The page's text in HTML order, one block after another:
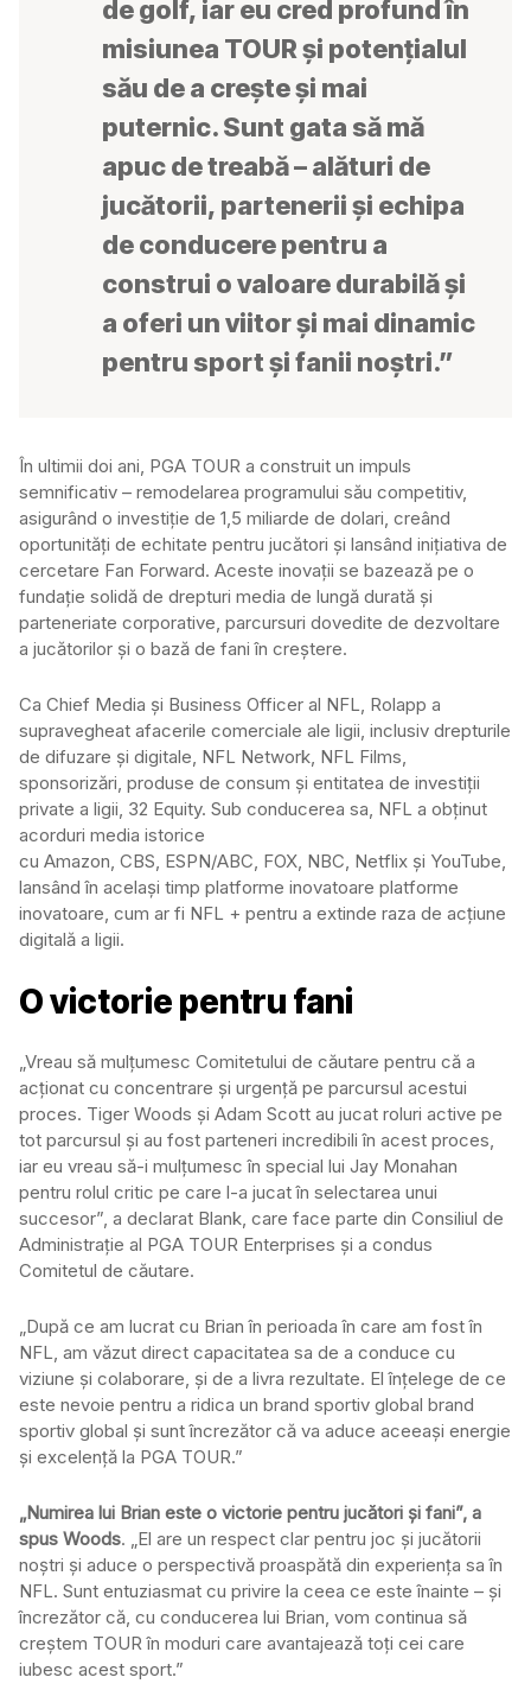
de golf, iar eu cred profund în
misiunea TOUR și potențialul
său de a crește și mai
puternic. Sunt gata să mă
apuc de treabă – alături de
jucătorii, partenerii și echipa
de conducere pentru a
construi o valoare durabilă și
a oferi un viitor și mai dinamic
pentru sport și fanii noștri.”
În ultimii doi ani, PGA TOUR a construit un impuls
semnificativ – remodelarea programului său competitiv,
asigurând o investiție de 1,5 miliarde de dolari, creând
oportunități de echitate pentru jucători și lansând inițiativa de
cercetare Fan Forward. Aceste inovații se bazează pe o
fundație solidă de drepturi media de lungă durată și
parteneriate corporative, parcursuri dovedite de dezvoltare
a jucătorilor și o bază de fani în creștere.
Ca Chief Media și Business Officer al NFL, Rolapp a
supravegheat afacerile comerciale ale ligii, inclusiv drepturile
de difuzare și digitale, NFL Network, NFL Films,
sponsorizări, produse de consum și entitatea de investiții
private a ligii, 32 Equity. Sub conducerea sa, NFL a obținut
acorduri media istorice
cu Amazon, CBS, ESPN/ABC, FOX, NBC, Netflix și YouTube,
lansând în același timp platforme inovatoare platforme
inovatoare, cum ar fi NFL + pentru a extinde raza de acțiune
digitală a ligii.
O victorie pentru fani
„Vreau să mulțumesc Comitetului de căutare pentru că a
acționat cu concentrare și urgență pe parcursul acestui
proces. Tiger Woods și Adam Scott au jucat roluri active pe
tot parcursul și au fost parteneri incredibili în acest proces,
iar eu vreau să-i mulțumesc în special lui Jay Monahan
pentru rolul critic pe care l-a jucat în selectarea unui
succesor”, a declarat Blank, care face parte din Consiliul de
Administrație al PGA TOUR Enterprises și a condus
Comitetul de căutare.
„După ce am lucrat cu Brian în perioada în care am fost în
NFL, am văzut direct capacitatea sa de a conduce cu
viziune și colaborare, și de a livra rezultate. El înțelege de ce
este nevoie pentru a ridica un brand sportiv global brand
sportiv global și sunt încrezător că va aduce aceeași energie
și excelență la PGA TOUR.”
„Numirea lui Brian este o victorie pentru jucători și fani”, a
spus Woods. „El are un respect clar pentru joc și jucătorii
noștri și aduce o perspectivă proaspătă din experiența sa în
NFL. Sunt entuziasmat cu privire la ceea ce este înainte – și
încrezător că, cu conducerea lui Brian, vom continua să
creștem TOUR în moduri care avantajează toți cei care
iubesc acest sport.”